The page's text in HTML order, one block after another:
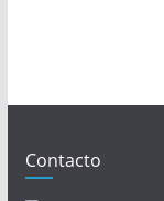
Contacto